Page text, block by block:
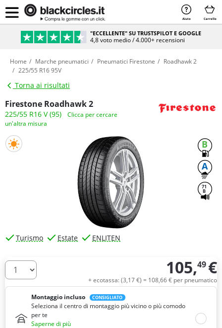
Aiuto Carrello
"ECCELLENTE" SU TRUSTSPILOT E GOOGLE
4,8 voto medio / 4.000+ recensioni
Home Marche pneumatici Pneumatici Firestone
Roadhawk 2
225/55 R16 95V
Torna ai risultati
Firestone Roadhawk 2
225/55 R16 V (95)
Clicca per cercare
un'altra misura
B
A
71
B
Turismo Estate ENLITEN
Quantità 105,49 €
+ ecotassa: (3,17€) = 108,66€ per pneumatico
Montaggio incluso
CONSIGLIATO
Seleziona il centro di montaggio più vicino o più comodo
per te
Saperne di più